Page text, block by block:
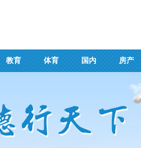
教育 体育 国内 房产